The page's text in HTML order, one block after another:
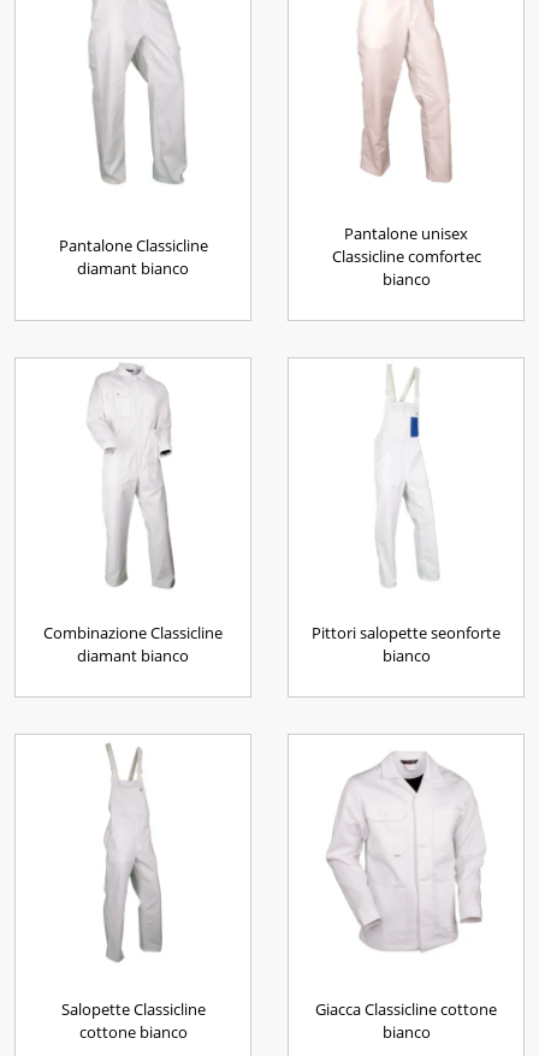
Pantalone Classicline
diamant bianco
Pantalone unisex
Classicline comfortec
bianco
Combinazione Classicline
diamant bianco
Pittori salopette seonforte
bianco
Salopette Classicline
cottone bianco
Giacca Classicline cottone
bianco